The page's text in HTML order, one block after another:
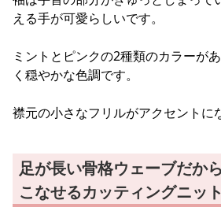
える手が可愛らしいです。
ミントとピンクの2種類のカラーが
く穏やかな色調です。
襟元の小さなフリルがアクセントに
足が長い骨格ウェーブだか
こなせるカッティングニット